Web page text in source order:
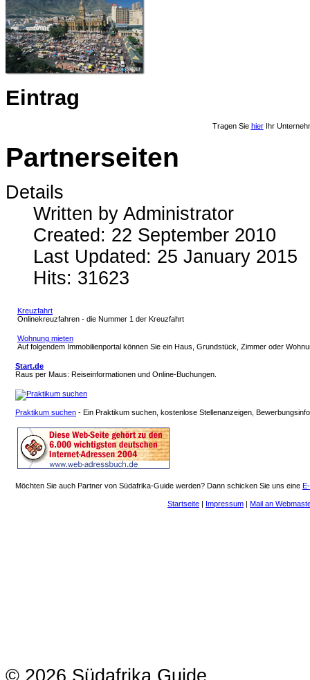
Eintrag
Tragen Sie hierIhr
Partnerseiten
Details
Written by Administrator
Created: 22 September 2010
Last Updated: 25 January 2015
Hits: 31623
Kreuzfahrt
Onlinekreuzfahren - die Nummer 1 der Kreuzfahrt
Wohnung mieten
Auf folgendem Immobilienportal können Sie ein Haus, Grundstück, Zimmer oder
Start.de
Raus per Maus: Reiseinformationen und Online-Buchungen.
Praktikum suchen - Ein Praktikum suchen, kostenlose Stellenanzeigen,
Möchten Sie auch Partner von Südafrika-Guide werden? Dann schicken Sie uns eine
Startseite Impressum Mail an